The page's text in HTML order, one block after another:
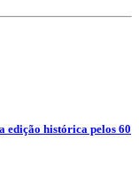
edição histórica pelos 60